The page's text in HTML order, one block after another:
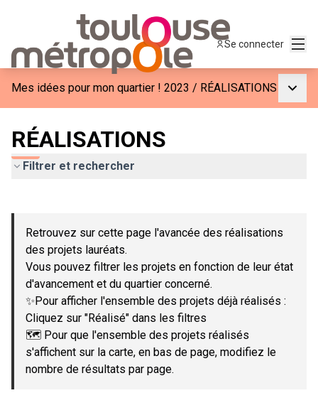
Se connecter
Mes idées pour mon quartier ! 2023 / RÉALISATIONS
RÉALISATIONS
Filtrer et rechercher
−
Retrouvez sur cette page l'avancée des réalisations
des projets lauréats.
Vous pouvez filtrer les projets en fonction de leur état
d'avancement et du quartier concerné.
✨Pour afficher l'ensemble des projets déjà réalisés :
Cliquez sur "Réalisé" dans les filtres
🗺️ Pour que l'ensemble des projets réalisés
s'affichent sur la carte, en bas de page, modifiez le
nombre de résultats par page.